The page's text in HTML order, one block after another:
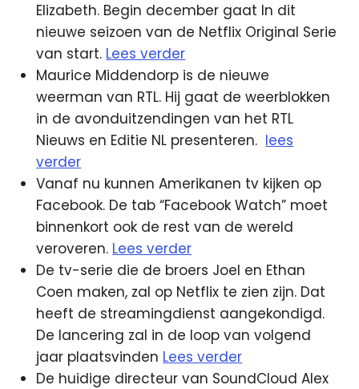
Elizabeth. Begin december gaat In dit
nieuwe seizoen van de Netflix Original Serie
van start. Lees verder
Maurice Middendorp is de nieuwe
weerman van RTL. Hij gaat de weerblokken
in de avonduitzendingen van het RTL
Nieuws en Editie NL presenteren. lees
verder
Vanaf nu kunnen Amerikanen tv kijken op
Facebook. De tab “Facebook Watch” moet
binnenkort ook de rest van de wereld
veroveren. Lees verder
De tv-serie die de broers Joel en Ethan
Coen maken, zal op Netflix te zien zijn. Dat
heeft de streamingdienst aangekondigd.
De lancering zal in de loop van volgend
jaar plaatsvinden Lees verder
De huidige directeur van SoundCloud Alex